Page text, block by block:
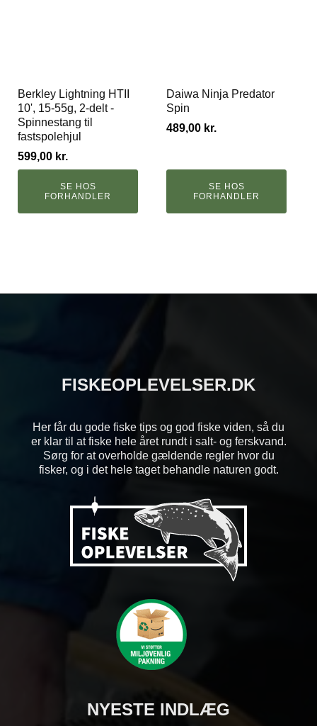
Berkley Lightning HTII
10', 15-55g, 2-delt -
Spinnestang til
fastspolehjul
599,00 kr.
SE HOS
FORHANDLER
Daiwa Ninja Predator
Spin
489,00 kr.
SE HOS
FORHANDLER
FISKEOPLEVELSER.DK
Her får du gode fiske tips og god fiske viden, så du
er klar til at fiske hele året rundt i salt- og ferskvand.
Sørg for at overholde gældende regler hvor du
fisker, og i det hele taget behandle naturen godt.
NYESTE INDLÆG